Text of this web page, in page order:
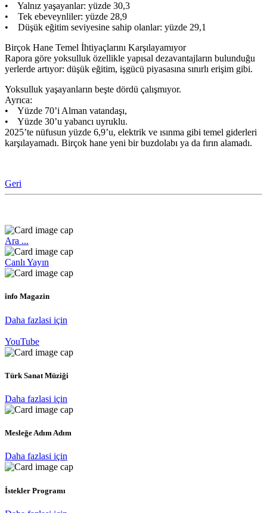
• Yalnız yaşayanlar: yüzde 30,3
• Tek ebeveynliler: yüzde 28,9
• Düşük eğitim seviyesine sahip olanlar: yüzde 29,1
Birçok Hane Temel İhtiyaçlarını Karşılayamıyor
Rapora göre yoksulluk özellikle yapısal dezavantajların bulunduğu
yerlerde artıyor: düşük eğitim, işgücü piyasasına sınırlı erişim gibi.
Yoksulluk yaşayanların beşte dördü çalışmıyor.
Ayrıca:
• Yüzde 70’i Alman vatandaşı,
• Yüzde 30’u yabancı uyruklu.
2025’te nüfusun yüzde 6,9’u, elektrik ve ısınma gibi temel giderleri
karşılayamadı. Birçok hane yeni bir buzdolabı ya da fırın alamadı.
Geri
Ara ...
Canlı Yayın
înfo Magazin
Daha fazlasi için
YouTube
Türk Sanat Müziği
Daha fazlasi için
Mesleğe Adım Adım
Daha fazlasi için
İstekler Programı